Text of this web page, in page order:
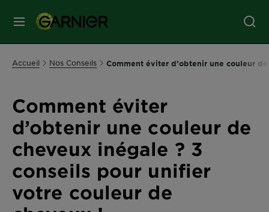
MENU
SOINS
SOINS
CHEVEUX
COLORATION
Accueil Nos Conseils Comment éviter d’obtenir une couleur
Comment éviter
d’obtenir une couleur de
cheveux inégale ? 3
conseils pour unifier
votre couleur de